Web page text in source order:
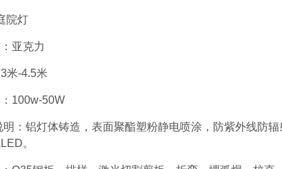
院灯
亚克力
3米-4.5米
100w-50W
明：铝灯体铸造，表面聚酯塑粉静电喷涂，防紫外线防
LED。